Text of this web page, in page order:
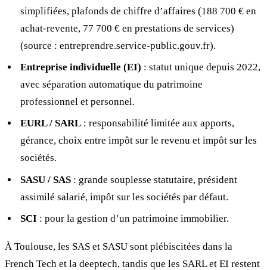
simplifiées, plafonds de chiffre d’affaires (188 700 € en
achat-revente, 77 700 € en prestations de services)
(source : entreprendre.service-public.gouv.fr).
Entreprise individuelle (EI) : statut unique depuis 2022,
avec séparation automatique du patrimoine
professionnel et personnel.
EURL / SARL: responsabilité limitée aux apports,
gérance, choix entre impôt sur le revenu et impôt sur les
sociétés.
SASU / SAS: grande souplesse statutaire, président
assimilé salarié, impôt sur les sociétés par défaut.
SCI : pour la gestion d’un patrimoine immobilier.
À Toulouse, les SAS et SASU sont plébiscitées dans la
French Tech et la deeptech, tandis que les SARL et EI restent